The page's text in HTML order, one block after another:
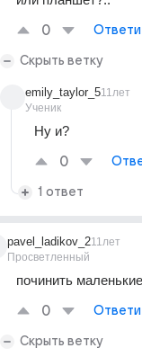
0
Скрыть ветку
emily_taylor_5
Ученик
11лет
Ну и?
0
1 ответ
pavel_ladikov_2
Просветленный
11лет
починить
0
Скрыть ветку